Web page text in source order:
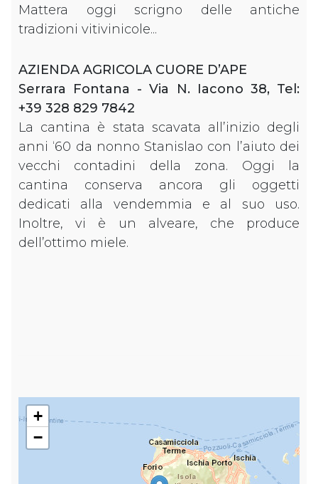
Mattera oggi scrigno delle antiche
tradizioni vitivinicole...
AZIENDA AGRICOLA CUORE D’APE
Serrara Fontana - Via N. Iacono 38, Tel:
+39 328 829 7842
La cantina è stata scavata all’inizio degli
anni ‘60 da nonno Stanislao con l’aiuto dei
vecchi contadini della zona. Oggi la
cantina conserva ancora gli oggetti
dedicati alla vendemmia e al suo uso.
Inoltre, vi è un alveare, che produce
dell’ottimo miele.
+
−